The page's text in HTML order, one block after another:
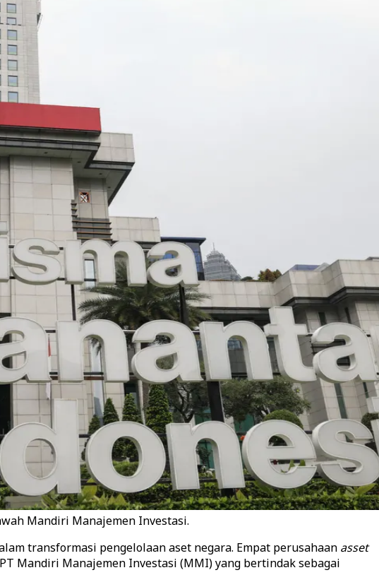
Mandiri Manajemen Investasi.
transformasi pengelolaan aset negara. Empat perusahaan asset
Mandiri Manajemen Investasi (MMI) yang bertindak sebagai